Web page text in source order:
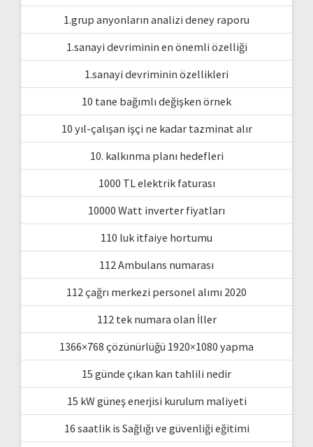
1.grup anyonların analizi deney raporu
1.sanayi devriminin en önemli özelliği
1.sanayi devriminin özellikleri
10 tane bağımlı değişken örnek
10 yıl-çalışan işçi ne kadar tazminat alır
10. kalkınma planı hedefleri
1000 TL elektrik faturası
10000 Watt inverter fiyatları
110 luk itfaiye hortumu
112 Ambulans numarası
112 çağrı merkezi personel alımı 2020
112 tek numara olan İller
1366×768 çözünürlüğü 1920×1080 yapma
15 günde çıkan kan tahlili nedir
15 kW güneş enerjisi kurulum maliyeti
16 saatlik is Sağlığı ve güvenliği eğitimi